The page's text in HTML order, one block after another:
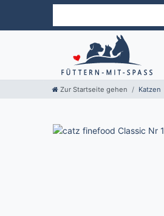
Zur Startseite gehen Katzen